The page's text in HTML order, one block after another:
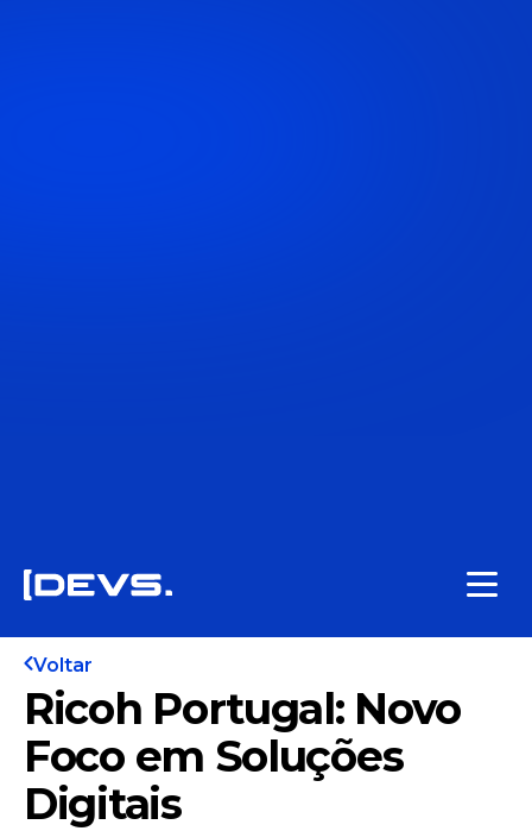
Voltar
Ricoh Portugal: Novo
Foco em Soluções
Digitais